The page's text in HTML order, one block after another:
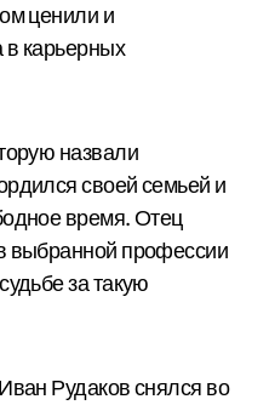
ценили и
в карьерных
назвали
своей семьей и
время. Отец
выбранной профессии
за такую
Рудаков снялся во